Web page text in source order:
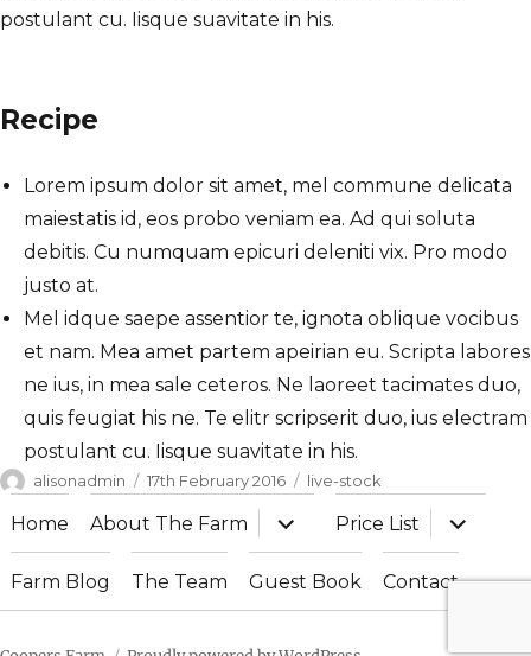
postulant cu. Iisque suavitate in his.
Recipe
Lorem ipsum dolor sit amet, mel commune delicata
maiestatis id, eos probo veniam ea. Ad qui soluta
debitis. Cu numquam epicuri deleniti vix. Pro modo
justo at.
Mel idque saepe assentior te, ignota oblique vocibus
et nam. Mea amet partem apeirian eu. Scripta labores
ne ius, in mea sale ceteros. Ne laoreet tacimates duo,
quis feugiat his ne. Te elitr scripserit duo, ius electram
postulant cu. Iisque suavitate in his.
Author
alisonadmin
Posted
17th February 2016 Categories
live-stock
Home About The Farm expand
child
menu
Price List expand
child
menu
Farm Blog
The Team Guest Book Contact